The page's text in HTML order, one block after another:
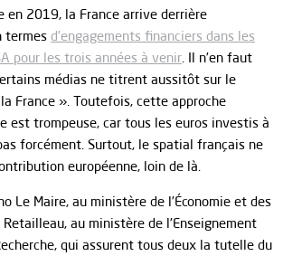
en 2019, la France arrive derrière
termes d’engagements financiers dans les
pour les trois années à venir . Il n’en faut
médias ne titrent aussitôt sur le
France ». Toutefois, cette approche
est trompeuse, car tous les euros investis à
forcément. Surtout, le spatial français ne
européenne, loin de là.
Le Maire, au ministère de l’Économie et des
au ministère de l’Enseignement
qui assurent tous deux la tutelle du